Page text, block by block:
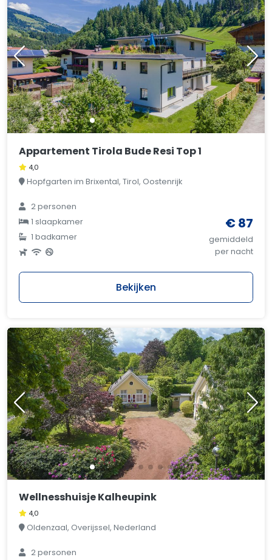
Appartement Tirola Bude Resi Top 1
4,0
Hopfgarten im Brixental, Tirol, Oostenrijk
2 personen
1 slaapkamer
1 badkamer
€ 87
gemiddeld
per nacht
Bekijken
Wellnesshuisje Kalheupink
4,0
Oldenzaal, Overijssel, Nederland
2 personen